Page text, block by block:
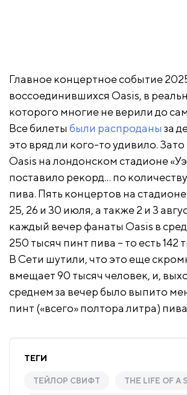
Главное концертное событие
воссоединившихся Oasis, в
которого многие не верили до
Все билеты были распроданы за
это вряд ли кого-то удивило.
Oasis на лондонском стадионе
поставило рекорд… по
пива. Пять концертов на
25, 26 и 30 июля, а также 2 и 3
каждый вечер фанаты Oasis в
250 тысяч пинт пива – то есть 142
В Сети шутили, что это еще
вмещает 90 тысяч человек, и,
среднем за вечер было выпито
пинт («всего» полтора литра)
ТЕГИ
ТЕЙЛОР СВИФТ THE LIFE OF A